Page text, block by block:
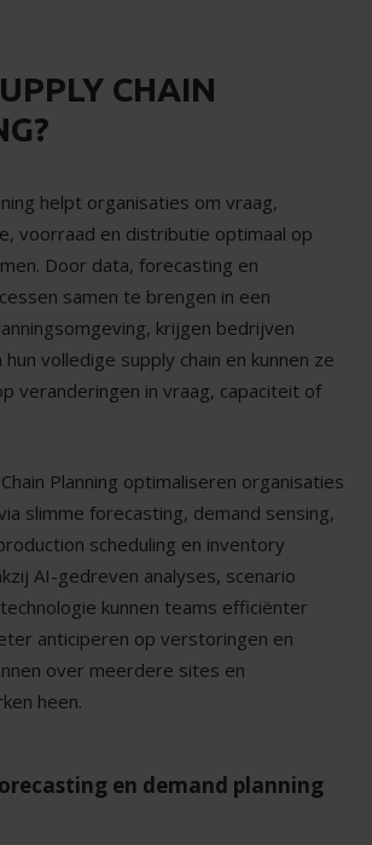
CHAIN
helpt organisaties om vraag,
voorraad en distributie optimaal op
Door data, forecasting en
samen te brengen in een
krijgen bedrijven
volledige supply chain en kunnen ze
veranderingen in vraag, capaciteit of
Planning optimaliseren organisaties
slimme forecasting, demand sensing,
scheduling en inventory
AI-gedreven analyses, scenario
kunnen teams efficiënter
anticiperen op verstoringen en
over meerdere sites en
heen.
en demand planning